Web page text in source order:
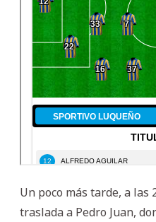
Un poco más tarde, a las
traslada a Pedro Juan,